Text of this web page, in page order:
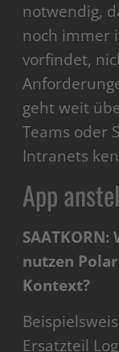
notwendig,
noch immer
vorfindet,
geht weit
Teams oder
Intranets
App
nutzen
Kontext?
Ersatzteil